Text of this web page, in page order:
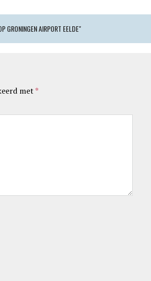
GRONINGEN AIRPORT EELDE"
met *